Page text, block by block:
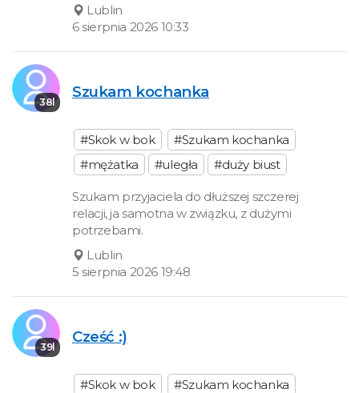
Lublin
6 sierpnia 2026 10:33
38l
Szukam kochanka
#Skok w bok
#Szukam kochanka
#mężatka
#uległa #duży biust
Szukam przyjaciela do dłuższej szczerej
relacji, ja samotna w związku, z dużymi
potrzebami.
Lublin
5 sierpnia 2026 19:48
39l
Cześć :)
#Skok w bok #Szukam kochanka